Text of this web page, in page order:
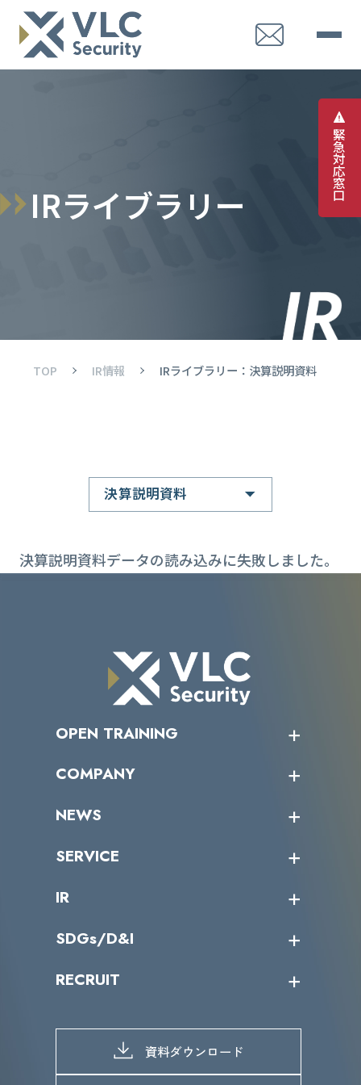
緊
急
対
応
窓
口
IRライブラ リ ー
TOP IR情報 IRライブラリー：決算説明資料
決算説明資料
決算説明資料データの読み込みに失敗しました。
OPEN TRAINING
受講者の声
COMPANY
トップメッセージ
ミッション／ビジョン
パートナー企業一覧
NEWS
サイバーニュース
SERVICE
カテゴリー別サービス一覧
IR
IRカレンダー
IRライブラリー
よくあるご質問
SDGs/D&I
当グループのマテリアリティ
SDGs推進体制
D&Iの取り組み
RECRUIT
募集職種一覧
メッセージ
メンバーインタビュー
資料ダウンロード